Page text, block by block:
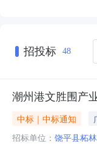
招投标 48
潮州港文胜围产
中标｜中标通知
招标单位： 饶平县柘